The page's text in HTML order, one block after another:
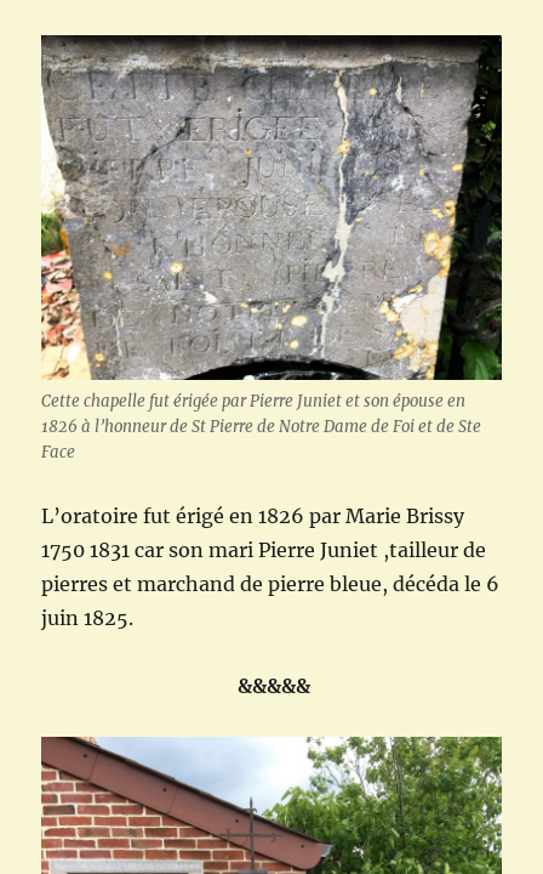
Cette chapelle fut érigée par Pierre Juniet et son épouse en
1826 à l’honneur de St Pierre de Notre Dame de Foi et de Ste
Face
L’oratoire fut érigé en 1826 par Marie Brissy
1750 1831 car son mari Pierre Juniet ,tailleur de
pierres et marchand de pierre bleue, décéda le 6
juin 1825.
&&&&&